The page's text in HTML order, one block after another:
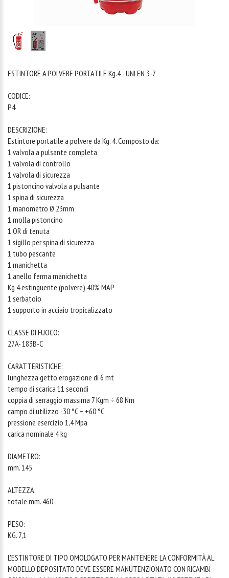
ESTINTORE A POLVERE PORTATILE Kg.4 - UNI EN 3-7
CODICE:
P4
DESCRIZIONE:
Estintore portatile a polvere da Kg. 4. Composto da:
1 valvola a pulsante completa
1 valvola di controllo
1 valvola di sicurezza
1 pistoncino valvola a pulsante
1 spina di sicurezza
1 manometro Ø 23mm
1 molla pistoncino
1 OR di tenuta
1 sigillo per spina di sicurezza
1 tubo pescante
1 manichetta
1 anello ferma manichetta
Kg 4 estinguente (polvere) 40% MAP
1 serbatoio
1 supporto in acciaio tropicalizzato
CLASSE DI FUOCO:
27A- 183B-C
CARATTERISTICHE:
lunghezza getto erogazione di 6 mt
tempo di scarica 11 secondi
coppia di serraggio massima 7 Kgm ÷ 68 Nm
campo di utilizzo -30 °C ÷ +60 °C
pressione esercizio 1,4 Mpa
carica nominale 4 kg
DIAMETRO:
mm. 145
ALTEZZA:
totale mm. 460
PESO:
KG. 7,1
L'ESTINTORE DI TIPO OMOLOGATO PER MANTENERE LA CONFORMITÀ AL
MODELLO DEPOSITATO DEVE ESSERE MANUTENZIONATO CON RICAMBI